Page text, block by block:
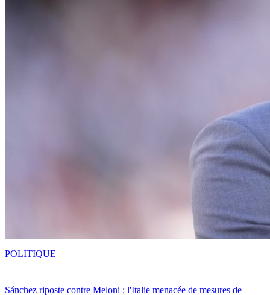
Sánchez riposte contre Meloni : l'Italie menacée de mesures de
POLITIQUE